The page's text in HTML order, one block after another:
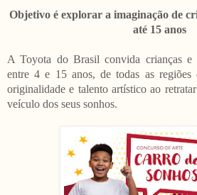
Objetivo é explorar a imaginação de
até 15 anos
A Toyota do Brasil convida crianças e
entre 4 e 15 anos, de todas as regiões
originalidade e talento artístico ao
veículo dos seus sonhos.